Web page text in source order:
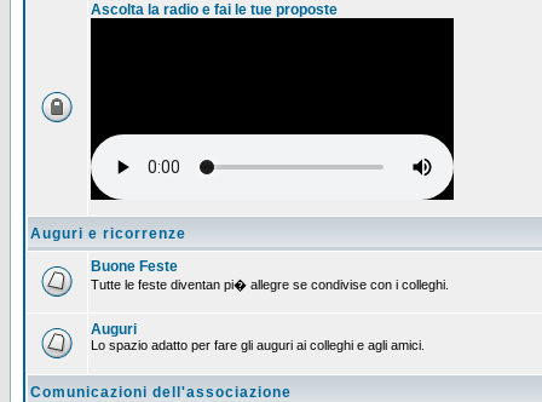
Ascolta la radio e fai le tue proposte
Auguri e ricorrenze
Buone Feste
Tutte le feste diventan pi� allegre se condivise con i colleghi.
Auguri
Lo spazio adatto per fare gli auguri ai colleghi e agli amici.
Comunicazioni dell'associazione